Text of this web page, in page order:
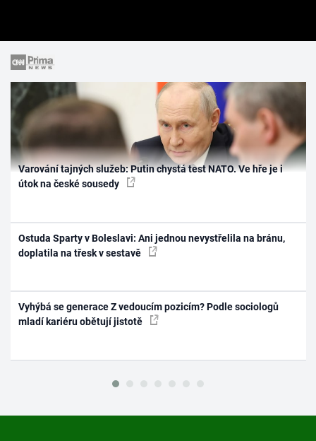
Varování tajných služeb: Putin chystá test NATO. Ve hře je i
útok na české sousedy
Ostuda Sparty v Boleslavi: Ani jednou nevystřelila na bránu,
doplatila na třesk v sestavě
Vyhýbá se generace Z vedoucím pozicím? Podle sociologů
mladí kariéru obětují jistotě